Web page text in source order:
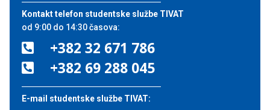
Kontakt telefon studentske službe TIVAT
od 9:00 do 14:30 časova:
 +382 32 671 786
 +382 69 288 045
E-mail studentske službe TIVAT: